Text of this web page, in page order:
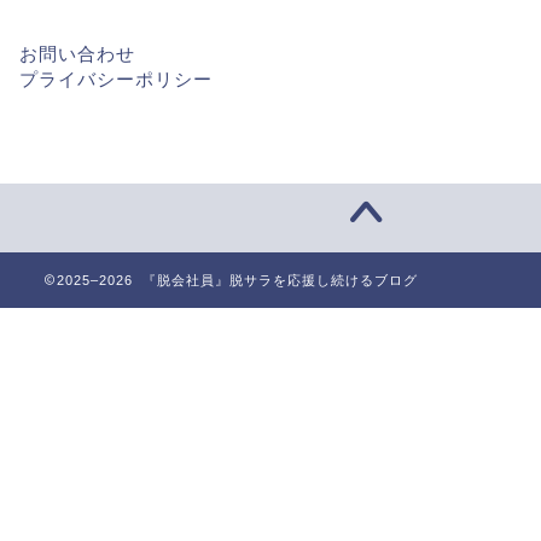
お問い合わせ
プライバシーポリシー
2025–2026 『脱会社員』脱サラを応援し続けるブログ